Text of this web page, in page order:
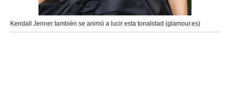
Kendall Jenner también se animó a lucir esta tonalidad (glamour.es)